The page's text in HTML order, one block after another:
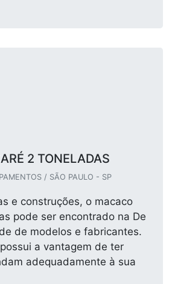
2 TONELADAS
/ SÃO PAULO - SP
e construções, o macaco
pode ser encontrado na De
de modelos e fabricantes.
a vantagem de ter
adequadamente à sua